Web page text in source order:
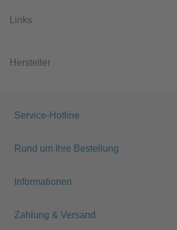
Links
Hersteller
Service-Hotline
Rund um Ihre Bestellung
Informationen
Zahlung & Versand